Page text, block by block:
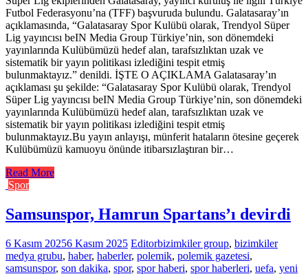
Futbol Federasyonu’na (TFF) başvuruda bulundu. Galatasaray’ın
açıklamasında, “Galatasaray Spor Kulübü olarak, Trendyol Süper
Lig yayıncısı beIN Media Group Türkiye’nin, son dönemdeki
yayınlarında Kulübümüzü hedef alan, tarafsızlıktan uzak ve
sistematik bir yayın politikası izlediğini tespit etmiş
bulunmaktayız.” denildi. İŞTE O AÇIKLAMA Galatasaray’ın
açıklaması şu şekilde: “Galatasaray Spor Kulübü olarak, Trendyol
Süper Lig yayıncısı beIN Media Group Türkiye’nin, son dönemdeki
yayınlarında Kulübümüzü hedef alan, tarafsızlıktan uzak ve
sistematik bir yayın politikası izlediğini tespit etmiş
bulunmaktayız.Bu yayın anlayışı, münferit hataların ötesine geçerek
Kulübümüzü kamuoyu önünde itibarsızlaştıran bir…
Read More
Spor
Samsunspor, Hamrun Spartans’ı devirdi
6 Kasım 20256 Kasım 2025 Editorbizimkiler group, bizimkiler
medya grubu, haber, haberler, polemik, polemik gazetesi,
samsunspor, son dakika, spor, spor haberi, spor haberleri, uefa, yeni